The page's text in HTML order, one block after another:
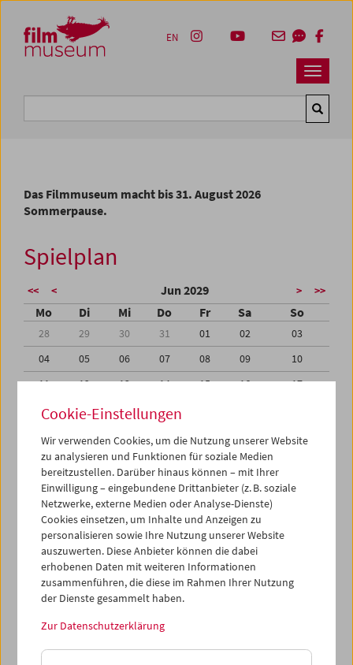
Zum Inhalt
Zum Hauptmenü
Zur Servicenavigation
Zum Suche
Navbar
EN
Das Filmmuseum macht bis 31. August 2026
Sommerpause.
Spielplan
<< < Jun 2029 > >>
Mo Di Mi Do Fr Sa So
28 29 30 31 01 02
03
04
05 06 07 08 09
10
11
12 13 14 15 16
17
18
19 20 21
25
27 29
01
02
03 04 05 06 07
iCalender
Programmheft-PDF
English language or subtitles
< Vorherige Woche
Mo 18.6.
Cookie-Einstellungen
Wir verwenden Cookies, um die Nutzung unserer Website
zu analysieren und Funktionen für soziale Medien
bereitzustellen. Darüber hinaus können – mit Ihrer
Einwilligung – eingebundene Drittanbieter (z. B. soziale
Netzwerke, externe Medien oder Analyse-Dienste)
Cookies einsetzen, um Inhalte und Anzeigen zu
personalisieren sowie Ihre Nutzung unserer Website
auszuwerten. Diese Anbieter können die dabei
erhobenen Daten mit weiteren Informationen
zusammenführen, die diese im Rahmen Ihrer Nutzung
der Dienste gesammelt haben.
Zur Datenschutzerklärung